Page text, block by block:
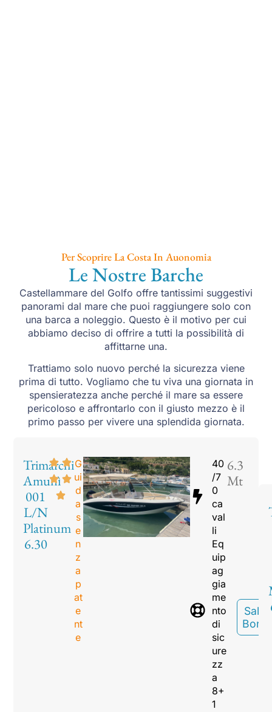
Per Scoprire La Costa In Auonomia
Le Nostre Barche
Castellammare del Golfo offre tantissimi suggestivi
panorami dal mare che puoi raggiungere solo con
una barca a noleggio. Questo è il motivo per cui
abbiamo deciso di offrire a tutti la possibilità di
affittarne una.
Trattiamo solo nuovo perché la sicurezza viene
prima di tutto. Vogliamo che tu viva una giornata in
spensieratezza anche perché il mare sa essere
pericoloso e affrontarlo con il giusto mezzo è il
primo passo per vivere una splendida giornata.
Trimarchi
Amunì
001
L/N
Platinum
6.30
G
ui
d
a
s
e
n
z
a
p
at
e
nt
e
40
/7
0
ca
val
li
Eq
uip
ag
gia
me
nto
di
sic
ure
zz
a
8+
1
6.3
Mt
Sali A